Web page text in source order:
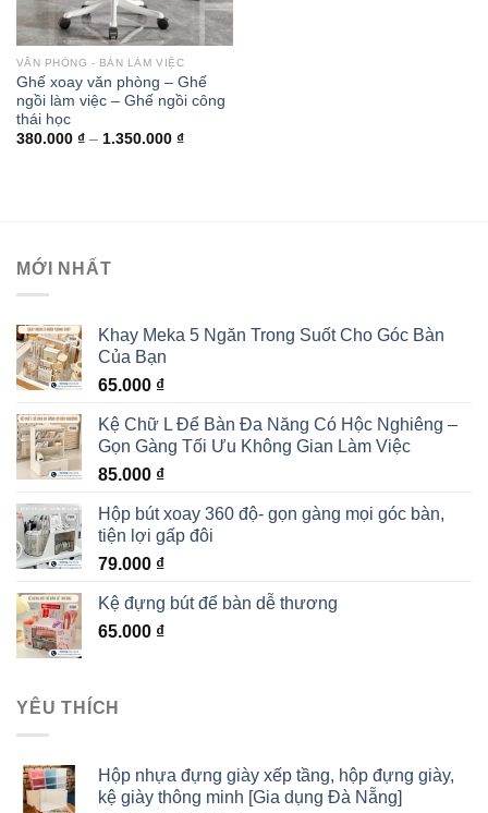
VĂN PHÒNG - BÀN LÀM VIỆC
Ghế xoay văn phòng – Ghế
ngồi làm việc – Ghế ngồi công
thái học
380.000 ₫– 1.350.000 ₫
MỚI NHẤT
Khay Meka 5 Ngăn Trong Suốt Cho Góc Bàn
Của Bạn
65.000 ₫
Kệ Chữ L Để Bàn Đa Năng Có Hộc Nghiêng –
Gọn Gàng Tối Ưu Không Gian Làm Việc
85.000 ₫
Hộp bút xoay 360 độ- gọn gàng mọi góc bàn,
tiện lợi gấp đôi
79.000 ₫
Kệ đựng bút để bàn dễ thương
65.000 ₫
YÊU THÍCH
Hộp nhựa đựng giày xếp tầng, hộp đựng giày,
kệ giày thông minh [Gia dụng Đà Nẵng]